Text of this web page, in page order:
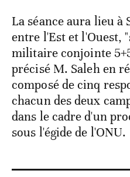
La séance aura lieu
entre l'Est et l'Ouest,
militaire conjointe
précisé M. Saleh en
composé de cinq
chacun des deux
dans le cadre d'un
sous l'égide de l'ONU.